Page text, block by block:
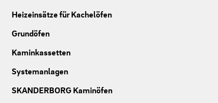
Heizeinsätze für Kachelöfen
Grundöfen
Kaminkassetten
Systemanlagen
SKANDERBORG Kaminöfen